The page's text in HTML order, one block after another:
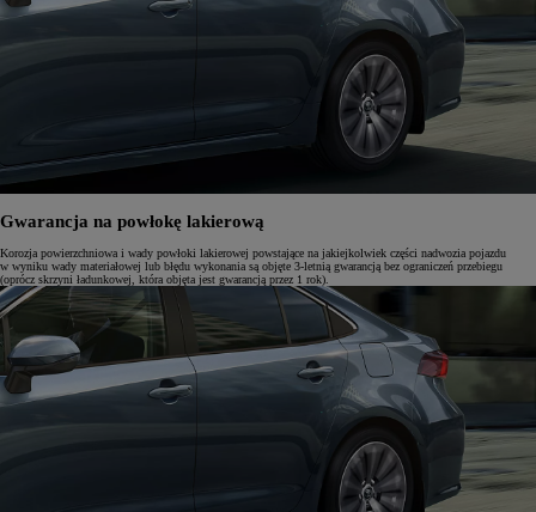
Gwarancja na powłokę lakierową
Korozja powierzchniowa i wady powłoki lakierowej powstające na jakiejkolwiek części nadwozia pojazdu
w wyniku wady materiałowej lub błędu wykonania są objęte 3-letnią gwarancją bez ograniczeń przebiegu
(oprócz skrzyni ładunkowej, która objęta jest gwarancją przez 1 rok).